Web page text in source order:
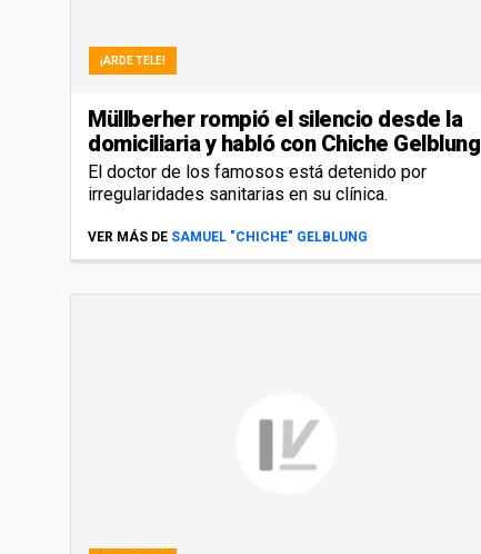
¡ARDE TELE!
Müllberher rompió el silencio desde la
domiciliaria y habló con Chiche Gelblung
El doctor de los famosos está detenido por
irregularidades sanitarias en su clínica.
VER MÁS DE SAMUEL "CHICHE" GELBLUNG